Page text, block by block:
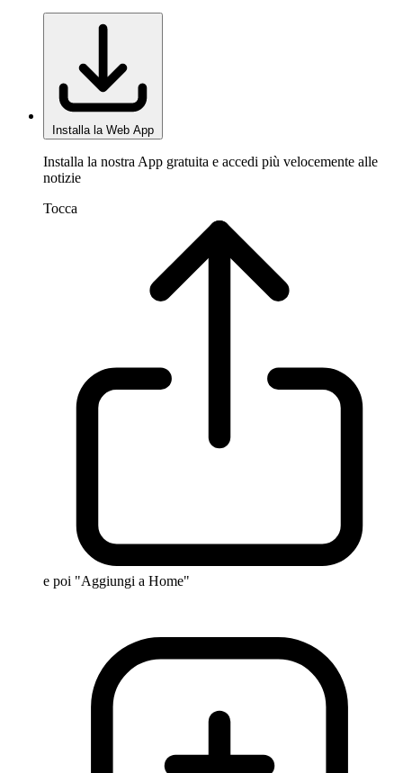
Installa la Web App
Installa la nostra App gratuita e accedi più velocemente alle
notizie
Tocca
e poi "Aggiungi a Home"